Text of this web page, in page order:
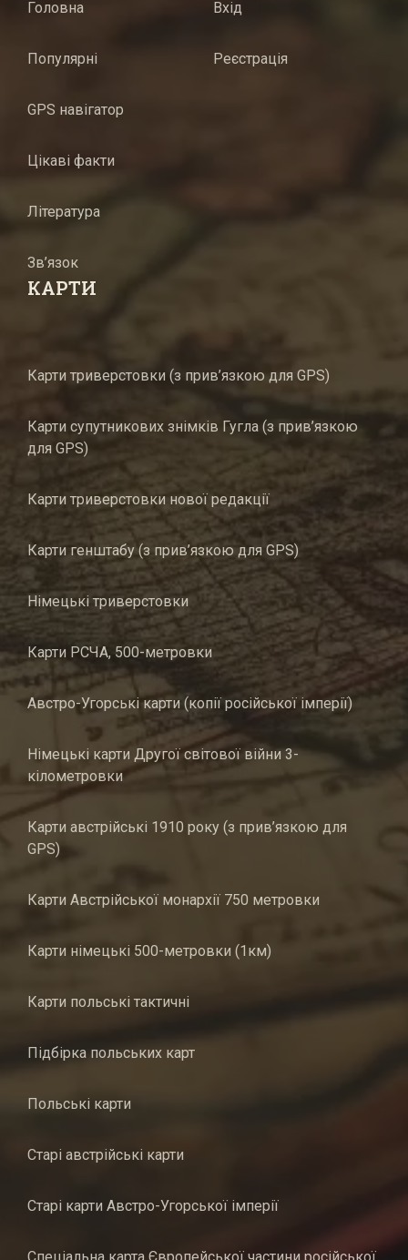
Головна
Популярні
GPS навігатор
Цікаві факти
Література
Зв’язок
Вхід
Реєстрація
КАРТИ
Карти триверстовки (з прив’язкою для GPS)
Карти супутникових знімків Гугла (з прив’язкою
для GPS)
Карти триверстовки нової редакції
Карти генштабу (з прив’язкою для GPS)
Німецькі триверстовки
Карти РСЧА, 500-метровки
Австро-Угорські карти (копії російської імперії)
Німецькі карти Другої світової війни 3-
кілометровки
Карти австрійські 1910 року (з прив’язкою для
GPS)
Карти Австрійської монархії 750 метровки
Карти німецькі 500-метровки (1км)
Карти польські тактичні
Підбірка польських карт
Польські карти
Старі австрійські карти
Старі карти Австро-Угорської імперії